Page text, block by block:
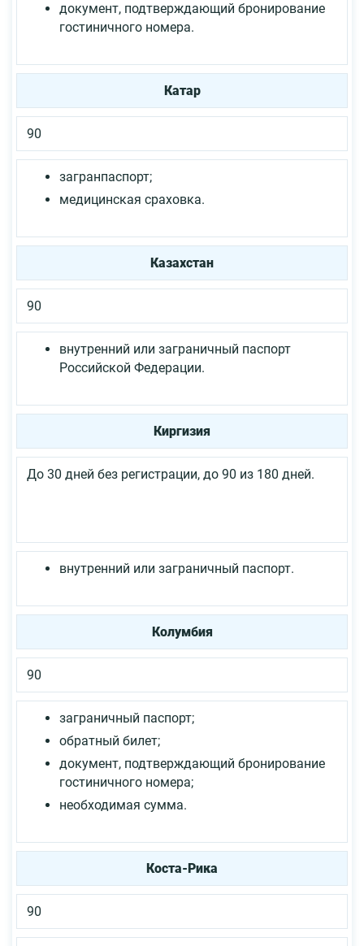
документ, подтверждающий бронирование
гостиничного номера.
Катар
90
загранпаспорт;
медицинская сраховка.
Казахстан
90
внутренний или заграничный паспорт
Российской Федерации.
Киргизия
До 30 дней без регистрации, до 90 из 180 дней.
внутренний или заграничный паспорт.
Колумбия
90
заграничный паспорт;
обратный билет;
документ, подтверждающий бронирование
гостиничного номера;
необходимая сумма.
Коста-Рика
90